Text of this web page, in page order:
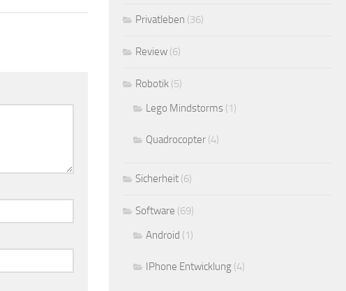
Privatleben (36)
Review (6)
Robotik (5)
Lego Mindstorms (1)
Quadrocopter (4)
Sicherheit (6)
Software (69)
Android (1)
IPhone Entwicklung (4)